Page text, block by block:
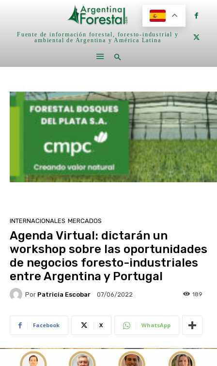
Fuente de información forestal, foresto-industrial y
ambiental de Argentina y América Latina
INTERNACIONALES MERCADOS
Agenda Virtual: dictarán un
workshop sobre las oportunidades
de negocios foresto-industriales
entre Argentina y Portugal
Por Patricia Escobar 07/06/2022 189
Facebook X WhatsApp